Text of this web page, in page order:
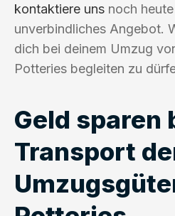
kontaktiere uns noch
unverbindliches Angebot.
dich bei deinem Umzug
Potteries begleiten zu
Geld sparen
Transport